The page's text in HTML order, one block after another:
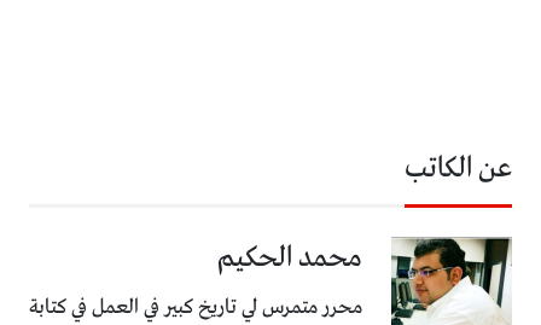
عن الكاتب
محمد الحكيم
محرر متمرس لي تاريخ كبير في العمل في كتابة